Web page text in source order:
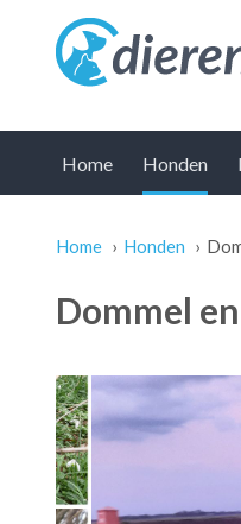
Home Honden
U bent hier
Home › Honden ›
Dommel